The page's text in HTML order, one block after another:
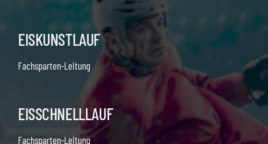
EISKUNSTLAUF
Fachsparten-Leitung
EISSCHNELLLAUF
Fachsparten-Leitung